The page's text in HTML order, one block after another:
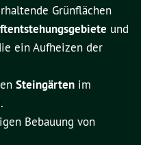
Grün­flächen
und
ein Auf­heizen der
Steingärten im
Bebauung von